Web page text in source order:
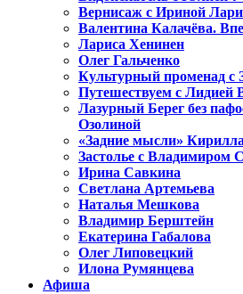
Вернисаж с Ириной
Валентина Калачёва.
Лариса Хенинен
Олег Гальченко
Культурный променад с
Путешествуем с Лидией
Лазурный Берег без
Озолиной
«Задние мысли»
Застолье с Владимиром
Ирина Савкина
Светлана Артемьева
Наталья Мешкова
Владимир Берштейн
Екатерина Габалова
Олег Липовецкий
Илона Румянцева
Афиша